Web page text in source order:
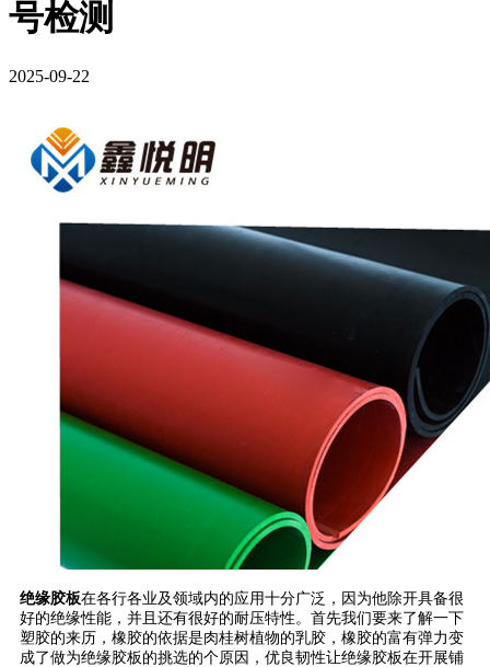
号检测
2025-09-22
绝缘胶板在各行各业及领域内的应用十分广泛，因为他除开具备很
好的绝缘性能，并且还有很好的耐压特性。首先我们要来了解一下
塑胶的来历，橡胶的依据是肉桂树植物的乳胶，橡胶的富有弹力变
成了做为绝缘胶板的挑选的个原因，优良韧性让绝缘胶板在开展铺